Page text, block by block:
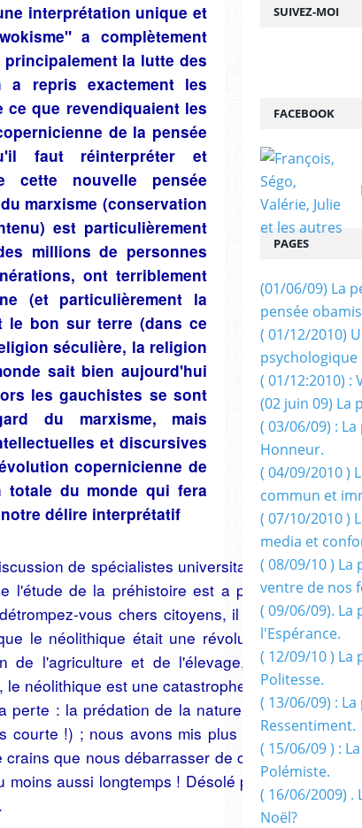
interprétation unique et
a complètement
la lutte des
a repris exactement les
que revendiquaient les
de la pensée
faut réinterpréter et
cette nouvelle pensée
marxisme (conservation
est particulièrement
millions de personnes
ont terriblement
(et particulièrement la
le bon sur terre (dans ce
séculière, la religion
sait bien aujourd'hui
les gauchistes se sont
du marxisme,
mais
et discursives
copernicienne de
totale du monde qui fera
délire interprétatif
de spécialistes universitaires
l'étude de la préhistoire est a priori
vous chers citoyens, il faut
le néolithique était une révolution
de l'agriculture et de l'élevage, de
néolithique est une catastrophe qui
: la prédation de la nature, les
courte !) ; nous avons mis plus d'un
que nous débarrasser de cette
moins aussi longtemps ! Désolé pour
SUIVEZ-MOI
FACEBOOK
PAGES
(01/06/09) La
pensée
( 01/12/2010)
psychologique
( 01/12:2010) :
(02 juin 09) La
( 03/06/09) :
Honneur.
( 04/09/2010 )
commun et
( 07/10/2010 )
media et
( 08/09/10 ) La
ventre de nos
( 09/06/09). La
l'Espérance.
( 12/09/10 ) La
Politesse.
( 13/06/09) :
Ressentiment.
( 15/06/09 ) :
Polémiste.
( 16/06/2009)
Noël?